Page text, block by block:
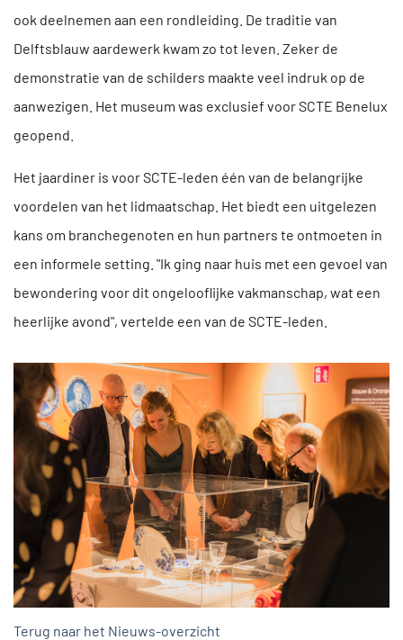
ook deelnemen aan een rondleiding. De traditie van
Delftsblauw aardewerk kwam zo tot leven. Zeker de
demonstratie van de schilders maakte veel indruk op de
aanwezigen. Het museum was exclusief voor SCTE Benelux
geopend.
Het jaardiner is voor SCTE-leden één van de belangrijke
voordelen van het lidmaatschap. Het biedt een uitgelezen
kans om branchegenoten en hun partners te ontmoeten in
een informele setting. "Ik ging naar huis met een gevoel van
bewondering voor dit ongelooflijke vakmanschap, wat een
heerlijke avond", vertelde een van de SCTE-leden.
Terug naar het Nieuws-overzicht